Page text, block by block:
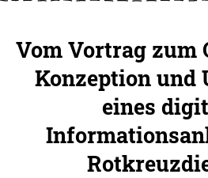
Vom Vortrag zum
Konzeption und
eines